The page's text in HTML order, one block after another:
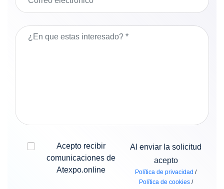
Acepto recibir
comunicaciones de
Atexpo.online
Al enviar la solicitud
acepto
Política de privacidad /
Política de cookies/